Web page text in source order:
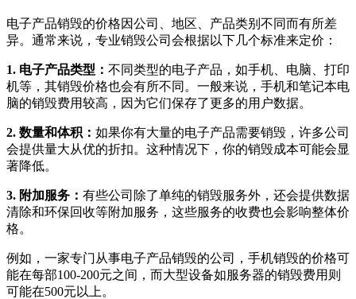
电子产品销毁的价格因公司、地区、产品类别不同而有所差
异。通常来说，专业销毁公司会根据以下几个标准来定价：
1. 电子产品类型： 不同类型的电子产品，如手机、电脑、打印
机等，其销毁价格也会有所不同。一般来说，手机和笔记本电
脑的销毁费用较高，因为它们保存了更多的用户数据。
2. 数量和体积： 如果你有大量的电子产品需要销毁，许多公司
会提供量大从优的折扣。这种情况下，你的销毁成本可能会显
著降低。
3. 附加服务： 有些公司除了单纯的销毁服务外，还会提供数据
清除和环保回收等附加服务，这些服务的收费也会影响整体价
格。
例如，一家专门从事电子产品销毁的公司，手机销毁的价格可
能在每部100-200元之间，而大型设备如服务器的销毁费用则
可能在500元以上。